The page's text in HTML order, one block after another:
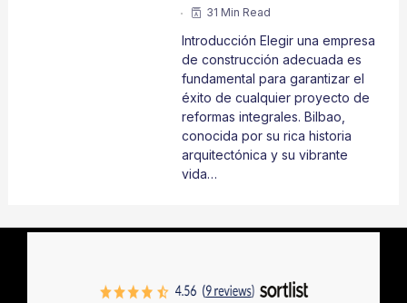
31 Min Read
Introducción Elegir una empresa
de construcción adecuada es
fundamental para garantizar el
éxito de cualquier proyecto de
reformas integrales. Bilbao,
conocida por su rica historia
arquitectónica y su vibrante
vida…